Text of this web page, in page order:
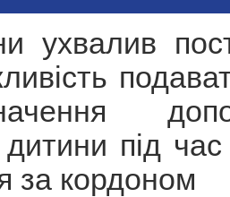
ухвалив
під
за кордоном